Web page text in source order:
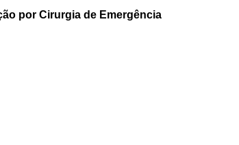
por Cirurgia de Emergência